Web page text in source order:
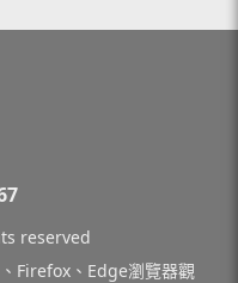
reserved
Firefox、Edge瀏覽器觀